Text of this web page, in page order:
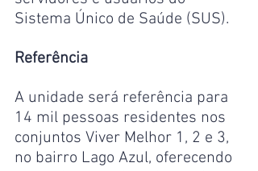
Sistema Único de Saúde (SUS).
Referência
A unidade será referência para
14 mil pessoas residentes nos
conjuntos Viver Melhor 1, 2 e 3,
no bairro Lago Azul, oferecendo